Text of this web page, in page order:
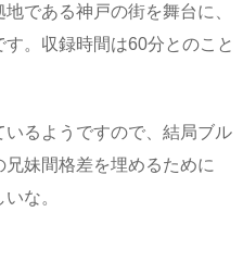
である神戸の街を舞台に、
。収録時間は60分とのこと
るようですので、結局ブル
妹間格差を埋めるために
な。